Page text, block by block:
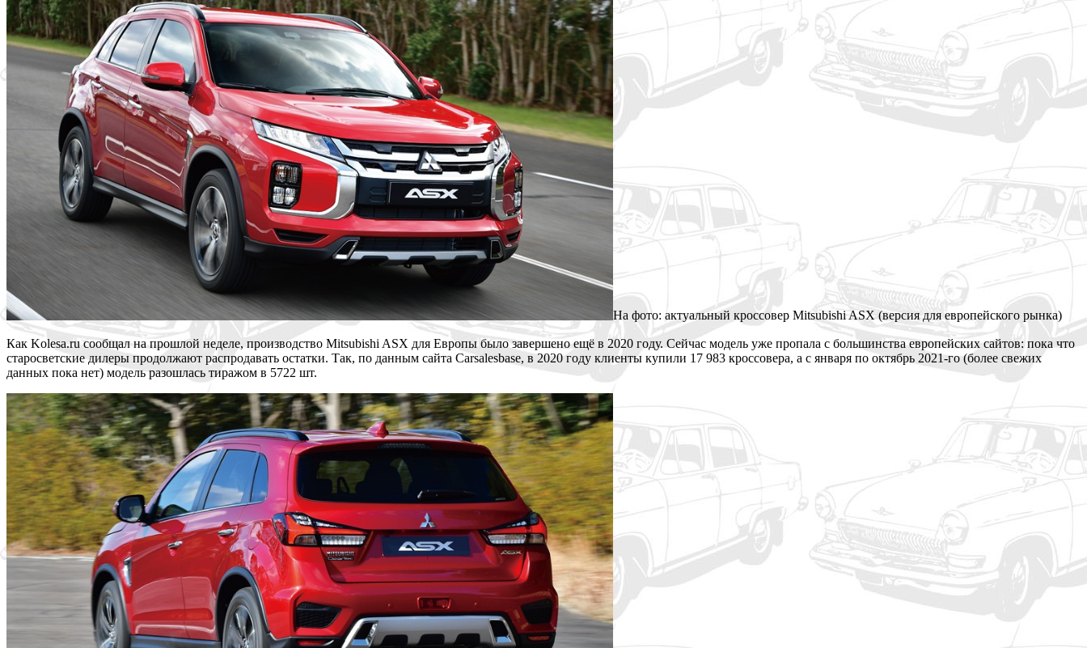
На фото: актуальный кроссовер Mitsubishi ASX (версия для европейского рынка)
Как Kolesa.ru сообщал на прошлой неделе, производство Mitsubishi ASX для Европы было завершено ещё в 2020 году. Сейчас модель уже пропала с большинства европейских сайтов: пока что
старосветские дилеры продолжают распродавать остатки. Так, по данным сайта Carsalesbase, в 2020 году клиенты купили 17 983 кроссовера, а с января по октябрь 2021-го (более свежих
данных пока нет) модель разошлась тиражом в 5722 шт.